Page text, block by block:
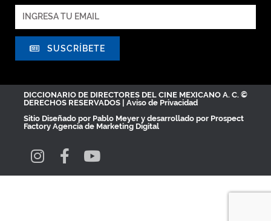
SUSCRÍBETE
DICCIONARIO DE DIRECTORES DEL CINE MEXICANO A. C. ©
DERECHOS RESERVADOS | Aviso de Privacidad
Sitio Diseñado por Pablo Meyer y desarrollado por Prospect
Factory Agencia de Marketing Digital